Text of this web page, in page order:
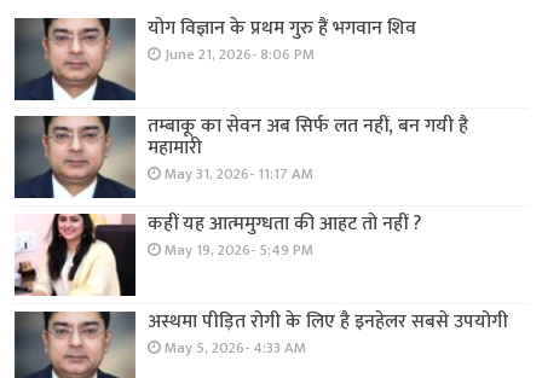
योग विज्ञान के प्रथम गुरु हैं भगवान शिव
June 21, 2026- 8:06 PM
तम्बाकू का सेवन अब सिर्फ लत नहीं, बन गयी है
महामारी
May 31, 2026- 11:17 AM
कहीं यह आत्ममुग्धता की आहट तो नहीं ?
May 19, 2026- 5:49 PM
अस्थमा पीड़ित रोगी के लिए है इनहेलर सबसे उपयोगी
May 5, 2026- 4:33 AM